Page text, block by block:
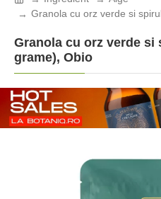
Granola cu orz verde si
Granola cu orz verde si
grame), Obio